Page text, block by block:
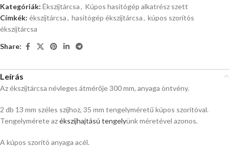
Kategóriák: Ékszíjtárcsa, Kúpos hasítógép alkatrész szett
Címkék: ékszíjtárcsa, hasítógép ékszíjtárcsa, kúpos szorítós
ékszíjtárcsa
Share:
Leírás
Az ékszíjtárcsa névleges átmérője 300 mm, anyaga öntvény.
2 db 13 mm széles szíjhoz, 35 mm tengelyméretű kúpos szorítóval.
Tengelymérete azékszíjhajtású tengelyünk méretével azonos.
A kúpos szorító anyaga acél.